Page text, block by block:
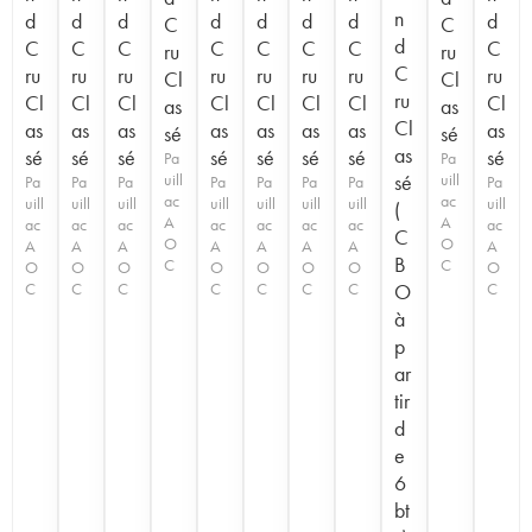
d
C
ru
Cl
as
sé
Pa
uill
ac
A
O
C
d
C
ru
Cl
as
sé
Pa
uill
ac
A
O
C
d
C
ru
Cl
as
sé
Pa
uill
ac
A
O
C
C
ru
Cl
as
sé
Pa
uill
ac
A
O
C
d
C
ru
Cl
as
sé
Pa
uill
ac
A
O
C
d
C
ru
Cl
as
sé
Pa
uill
ac
A
O
C
d
C
ru
Cl
as
sé
Pa
uill
ac
A
O
C
d
C
ru
Cl
as
sé
Pa
uill
ac
A
O
C
n
d
C
ru
Cl
as
sé
(
C
B
O
à
p
ar
tir
d
e
6
bt
C
ru
Cl
as
sé
Pa
uill
ac
A
O
C
d
C
ru
Cl
as
sé
Pa
uill
ac
A
O
C